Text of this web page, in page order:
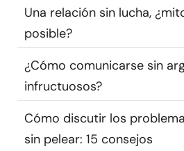
Comunidad
Encuentra un terapeuta
Idioma
Sobre nosotros Contáctanos
Una relación sin lucha,
posible?
¿Cómo comunicarse sin
infructuosos?
Cómo discutir los
sin pelear: 15 consejos